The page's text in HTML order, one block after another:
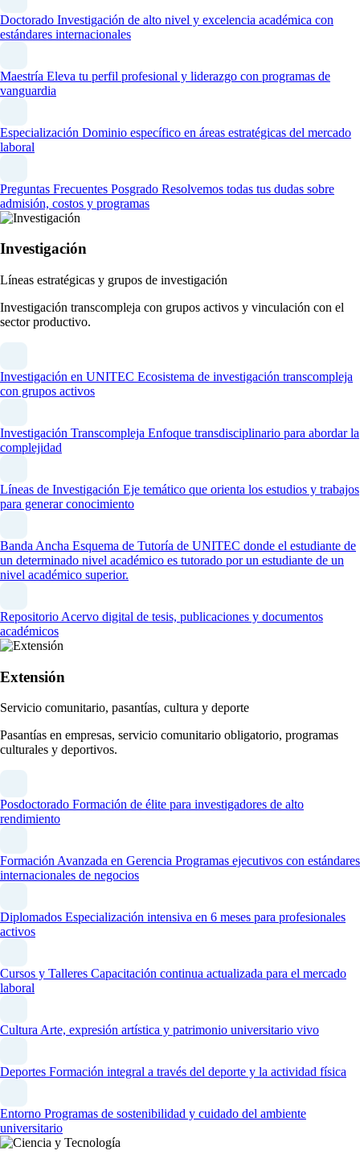
Doctorado Investigación de alto nivel y excelencia académica con
estándares internacionales
Maestría Eleva tu perfil profesional y liderazgo con programas de
vanguardia
Especialización Dominio específico en áreas estratégicas del mercado
laboral
Preguntas Frecuentes Posgrado Resolvemos todas tus dudas sobre
admisión, costos y programas
Investigación
Líneas estratégicas y grupos de investigación
Investigación transcompleja con grupos activos y vinculación con el
sector productivo.
Investigación en UNITEC Ecosistema de investigación transcompleja
con grupos activos
Investigación Transcompleja Enfoque transdisciplinario para abordar la
complejidad
Líneas de Investigación Eje temático que orienta los estudios y trabajos
para generar conocimiento
Banda Ancha Esquema de Tutoría de UNITEC donde el estudiante de
un determinado nivel académico es tutorado por un estudiante de un
nivel académico superior.
Repositorio Acervo digital de tesis, publicaciones y documentos
académicos
Extensión
Servicio comunitario, pasantías, cultura y deporte
Pasantías en empresas, servicio comunitario obligatorio, programas
culturales y deportivos.
Posdoctorado Formación de élite para investigadores de alto
rendimiento
Formación Avanzada en Gerencia Programas ejecutivos con estándares
internacionales de negocios
Diplomados Especialización intensiva en 6 meses para profesionales
activos
Cursos y Talleres Capacitación continua actualizada para el mercado
laboral
CulturaArte, expresión artística y patrimonio universitario vivo
Deportes Formación integral a través del deporte y la actividad física
Entorno Programas de sostenibilidad y cuidado del ambiente
universitario